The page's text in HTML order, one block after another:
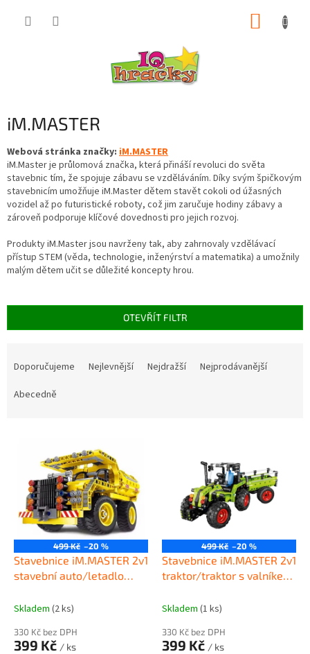
iM.MASTER
Webová stránka značky: iM.MASTER
iM.Master je průlomová značka, která přináší revoluci do světa
stavebnic tím, že spojuje zábavu se vzděláváním. Díky svým špičkovým
stavebnicím umožňuje iM.Master dětem stavět cokoli od úžasných
vozidel až po futuristické roboty, což jim zaručuje hodiny zábavy a
zároveň podporuje klíčové dovednosti pro jejich rozvoj.
Produkty iM.Master jsou navrženy tak, aby zahrnovaly vzdělávací
přístup STEM (věda, technologie, inženýrství a matematika) a umožnily
malým dětem učit se důležité koncepty hrou.
OTEVŘÍT FILTR
Doporučujeme Nejlevnější Nejdražší
Nejprodávanější
Abecedně
499 Kč –20 %
Stavebnice iM.MASTER 2v1
stavební auto/letadlo
Skladem (2 ks)
330 Kč bez DPH
399 Kč / ks
499 Kč –20 %
Stavebnice iM.MASTER 2v1
traktor/traktor s valníkem
Skladem (1 ks)
330 Kč bez DPH
399 Kč / ks